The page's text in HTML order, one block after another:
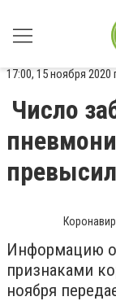
17:00, 15 ноября 2020
Число
Информацию о
признаками
ноября